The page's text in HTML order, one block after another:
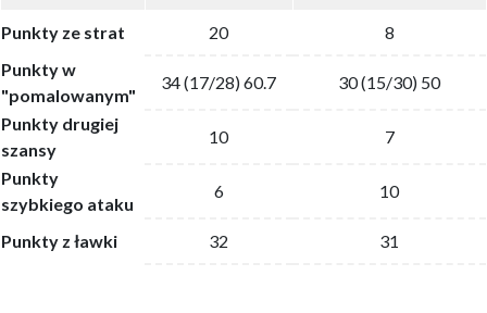
Punkty ze strat 20
8
Punkty w
"pomalowanym"
34 (17/28) 60.7
30 (15/30) 50
Punkty drugiej
szansy
10
7
Punkty
szybkiego ataku
6 10
Punkty z ławki 32 31